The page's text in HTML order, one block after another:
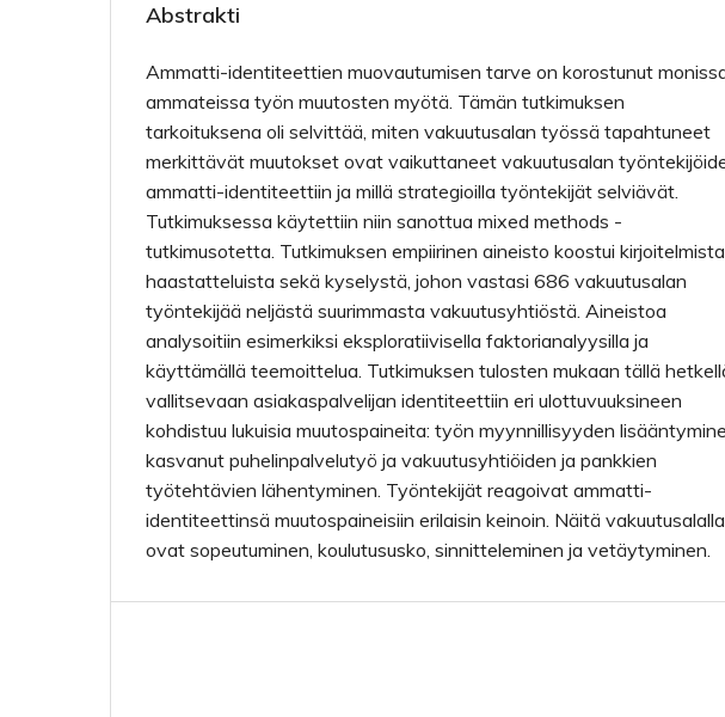
Abstrakti
Ammatti-identiteettien muovautumisen tarve on korostunut
ammateissa työn muutosten myötä. Tämän tutkimuksen
tarkoituksena oli selvittää, miten vakuutusalan työssä tapahtuneet
merkittävät muutokset ovat vaikuttaneet vakuutusalan
ammatti-identiteettiin ja millä strategioilla työntekijät selviävät.
Tutkimuksessa käytettiin niin sanottua mixed methods -
tutkimusotetta. Tutkimuksen empiirinen aineisto koostui
haastatteluista sekä kyselystä, johon vastasi 686 vakuutusalan
työntekijää neljästä suurimmasta vakuutusyhtiöstä. Aineistoa
analysoitiin esimerkiksi eksploratiivisella faktorianalyysilla ja
käyttämällä teemoittelua. Tutkimuksen tulosten mukaan tällä
vallitsevaan asiakaspalvelijan identiteettiin eri ulottuvuuksineen
kohdistuu lukuisia muutospaineita: työn myynnillisyyden
kasvanut puhelinpalvelutyö ja vakuutusyhtiöiden ja pankkien
työtehtävien lähentyminen. Työntekijät reagoivat ammatti-
identiteettinsä muutospaineisiin erilaisin keinoin. Näitä vakuutusalalla
ovat sopeutuminen, koulutususko, sinnitteleminen ja vetäytyminen.